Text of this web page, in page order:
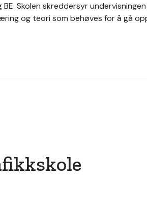
Skolen skreddersyr
og teori som behøves for å gå